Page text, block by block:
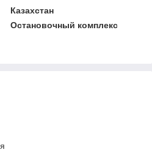
Казахстан
Остановочный комплекс